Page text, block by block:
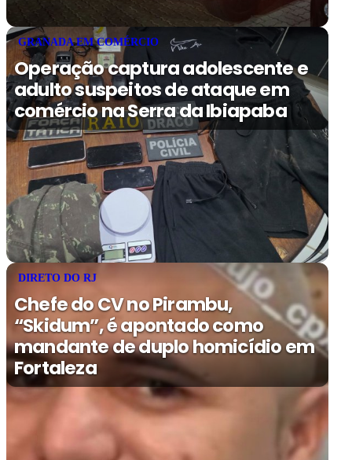
GRANADA EM COMÉRCIO
Operação captura adolescente e
adulto suspeitos de ataque em
comércio na Serra da Ibiapaba
DIRETO DO RJ
Chefe do CV no Pirambu,
“Skidum”, é apontado como
mandante de duplo homicídio em
Fortaleza